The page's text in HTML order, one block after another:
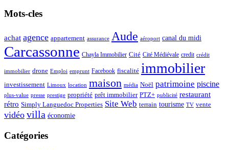
Mots-cles
achat agence appartement assurance Aude aéroport canal du midi
Carcassonne Chayla Immobilier Cité Cité Médiévale credit crédit
immobilier drone Emploi emprunt Facebook fiscalité immobilier
investissement Limoux location maison média Noël patrimoine piscine
plus-value presse prestige propriété prêt immobilier PTZ+ publicité restaurant
rétro Simply Languedoc Properties Site Web terrain tourisme TV vente
vidéo villa économie
Catégories